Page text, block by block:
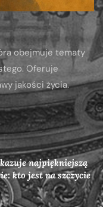
obejmuje tematy
Oferuje
jakości życia.
najpiękniejszą
kto jest na szczycie